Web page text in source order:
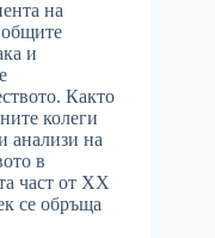
на
общите
и
Както
колеги
анализи на
в
част от ХХ
се обръща